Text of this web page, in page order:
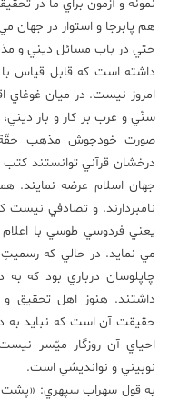
نمونه و آزمون براي ما در
هم پابرجا و استوار در جهان
حتي در باب مسائل ديني و
داشته است كه قابل قياس با
امروز نيست. در ميان غوغاي
سنّي و عرب بر كار و بار
صورت خودجوش مذهب حقّة
درخشان قرآني توانستند
نامبردارند. و تصادفي نيست
يعني فردوسي طوسي با
مي نمايد. در حالي كه رسميتِ
چاپلوسان درباري بود كه به
داشتند. هنوز اهل تحقيق و
حقيقت آن است كه نبايد به
احياي آن روزگار ميّسر
نوبيني و نوانديشي است.
به قول سهراب سپهري: «پشت